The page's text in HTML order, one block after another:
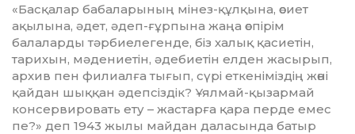
«Басқалар бабаларының мінез-құлқына, өсиет
ақылына, әдет, әдеп-ғұрпына жаңа өспірім
балаларды тәрбиелегенде, біз халық қасиетін,
тарихын, мәдениетін, әдебиетін елден жасырып,
архив пен филиалға тығып, сүрі еткеніміздің жөні
қайдан шыққан әдепсіздік? Ұялмай-қызармай
консервировать ету – жастарға қара перде емес
пе?» деп 1943 жылы майдан даласында батыр